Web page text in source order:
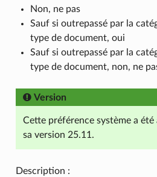
Non, ne pas
Sauf si outrepassé par la
type de document, oui
Sauf si outrepassé par la
type de document, non, ne
Version
Cette préférence système a été
sa version 25.11.
Description :